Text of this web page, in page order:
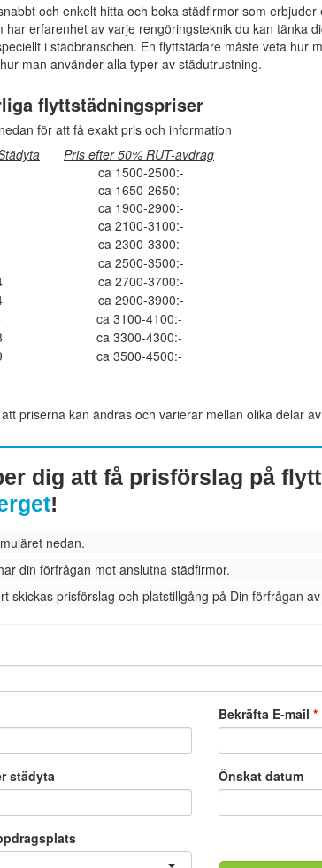
och enkelt hitta och boka städfirmor som
har erfarenhet av varje rengöringsteknik du kan tänka
i städbranschen. En flyttstädare måste veta hur
man använder alla typer av städutrustning.
flyttstädningspriser
för att få exakt pris och information
Pris efter 50% RUT-avdrag
ca 1500-2500:-
ca 1650-2650:-
ca 1900-2900:-
ca 2100-3100:-
ca 2300-3300:-
ca 2500-3500:-
ca 2700-3700:-
ca 2900-3900:-
ca 3100-4100:-
ca 3300-4300:-
ca 3500-4500:-
priserna kan ändras och varierar mellan olika delar
dig att få prisförslag på
!
nedan.
din förfrågan mot anslutna städfirmor.
skickas prisförslag och platstillgång på Din förfrågan
Bekräfta E-mail*
städyta Önskat datum